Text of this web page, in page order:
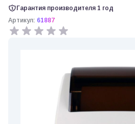
Гарантия производителя 1 год
Артикул: 61887